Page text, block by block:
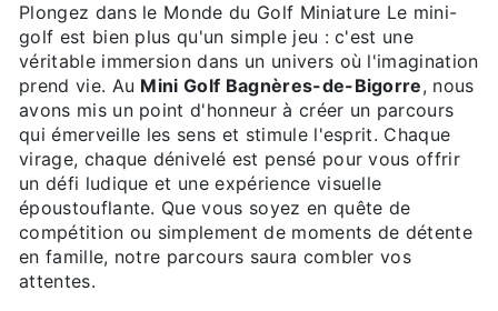
Plongez dans le Monde du Golf Miniature Le mini-
golf est bien plus qu'un simple jeu : c'est une
véritable immersion dans un univers où l'imagination
prend vie. Au Mini Golf Bagnères-de-Bigorre, nous
avons mis un point d'honneur à créer un parcours
qui émerveille les sens et stimule l'esprit. Chaque
virage, chaque dénivelé est pensé pour vous offrir
un défi ludique et une expérience visuelle
époustouflante. Que vous soyez en quête de
compétition ou simplement de moments de détente
en famille, notre parcours saura combler vos
attentes.